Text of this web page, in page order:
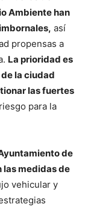
Ambiente han
así
propensas a
La prioridad es
la ciudad
las fuertes
para la
de
las medidas de
vehicular y